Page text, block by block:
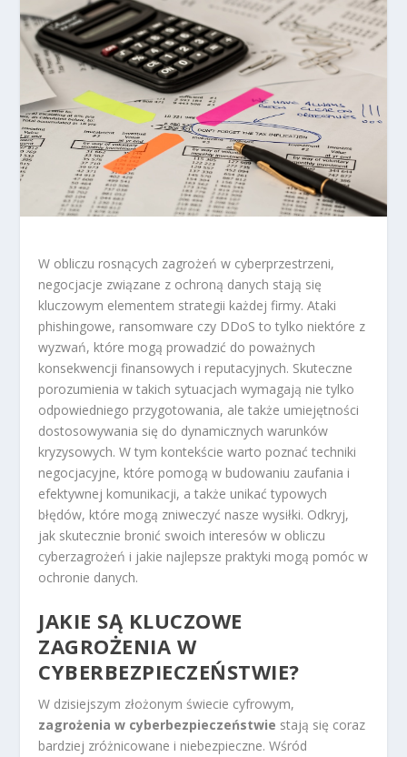
W obliczu rosnących zagrożeń w cyberprzestrzeni,
negocjacje związane z ochroną danych stają się
kluczowym elementem strategii każdej firmy. Ataki
phishingowe, ransomware czy DDoS to tylko niektóre z
wyzwań, które mogą prowadzić do poważnych
konsekwencji finansowych i reputacyjnych. Skuteczne
porozumienia w takich sytuacjach wymagają nie tylko
odpowiedniego przygotowania, ale także umiejętności
dostosowywania się do dynamicznych warunków
kryzysowych. W tym kontekście warto poznać techniki
negocjacyjne, które pomogą w budowaniu zaufania i
efektywnej komunikacji, a także unikać typowych
błędów, które mogą zniweczyć nasze wysiłki. Odkryj,
jak skutecznie bronić swoich interesów w obliczu
cyberzagrożeń i jakie najlepsze praktyki mogą pomóc w
ochronie danych.
JAKIE SĄ KLUCZOWE
ZAGROŻENIA W
CYBERBEZPIECZEŃSTWIE?
W dzisiejszym złożonym świecie cyfrowym,
zagrożenia w cyberbezpieczeństwie stają się coraz
bardziej zróżnicowane i niebezpieczne. Wśród